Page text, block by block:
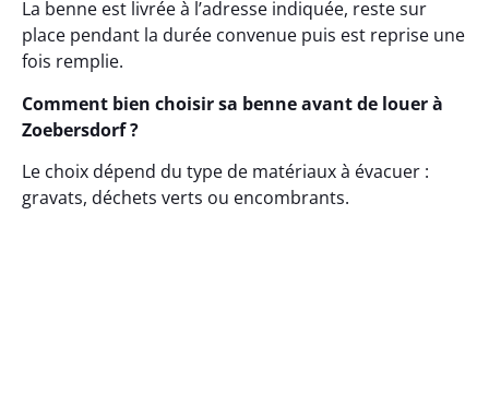
La benne est livrée à l’adresse indiquée, reste sur
place pendant la durée convenue puis est reprise une
fois remplie.
Comment bien choisir sa benne avant de louer à
Zoebersdorf ?
Le choix dépend du type de matériaux à évacuer :
gravats, déchets verts ou encombrants.